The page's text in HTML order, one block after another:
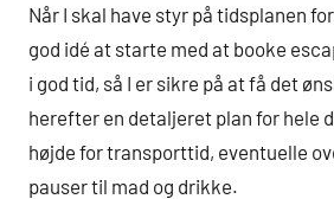
Når I skal have styr på tidsplanen
god idé at starte med at booke
i god tid, så I er sikre på at få det
herefter en detaljeret plan for hele
højde for transporttid, eventuelle
pauser til mad og drikke.